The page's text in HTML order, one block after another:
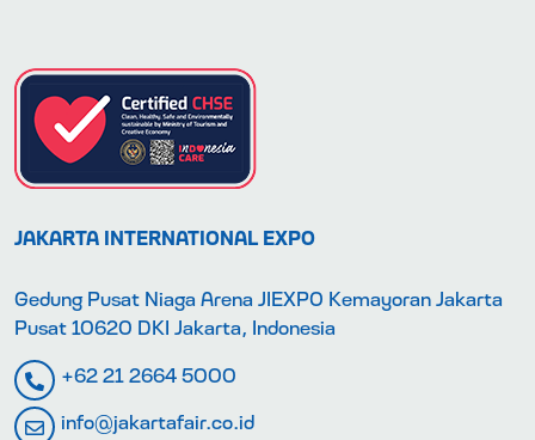
JAKARTA INTERNATIONAL EXPO
Gedung Pusat Niaga Arena JIEXPO Kemayoran Jakarta
Pusat 10620 DKI Jakarta, Indonesia
+62 21 2664 5000
info@jakartafair.co.id